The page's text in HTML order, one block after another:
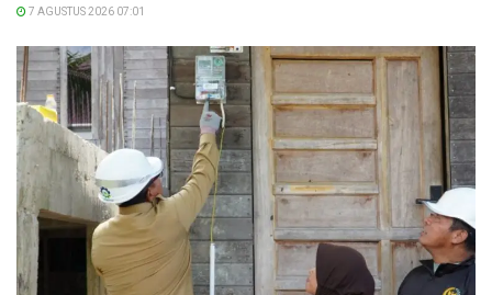
7 AGUSTUS 2026 07:01